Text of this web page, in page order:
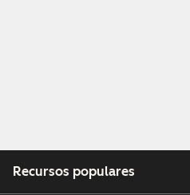
Recursos populares